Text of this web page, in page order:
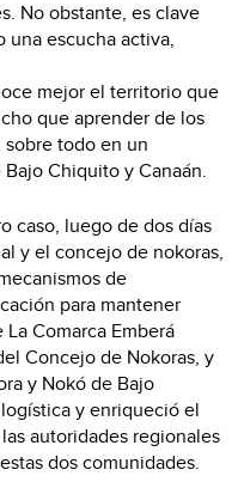
No obstante, es clave
una escucha activa,
mejor el territorio que
que aprender de los
todo en un
Chiquito y Canaán.
caso, luego de dos días
y el concejo de nokoras,
de
para mantener
Comarca Emberá
Concejo de Nokoras, y
y Nokó de Bajo
y enriqueció el
autoridades regionales
dos comunidades.